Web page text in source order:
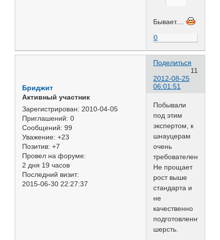
Бывает....
0
Поделиться
11
2012-08-25
06:01:51
Бриджит
Активный участник
Зарегистрирован: 2010-04-05
Приглашений: 0
Сообщений: 99
Уважение: +23
Позитив: +7
Провел на форуме:
2 дня 19 часов
Последний визит:
2015-06-30 22:27:37
Побывали
под этим
экспертом, к
шнауцерам
очень
требователен!
Не прощает
рост выше
стандарта и
не
качественно
подготовленную
шерсть.